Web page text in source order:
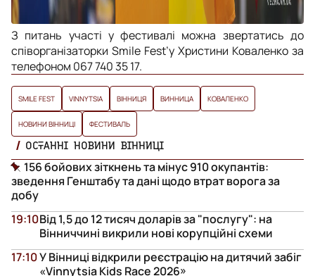
З питань участі у фестивалі можна звертатись до
співорганізаторки Smile Fest’у Христини Коваленко за
телефоном 067 740 35 17.
SMILE FEST VINNYTSIA ВІННИЦЯ ВИННИЦА КОВАЛЕНКО
НОВИНИ ВІННИЦІ ФЕСТИВАЛЬ
ОСТАННІ НОВИНИ ВІННИЦІ
156 бойових зіткнень та мінус 910 окупантів:
зведення Генштабу та дані щодо втрат ворога за
добу
Від 1,5 до 12 тисяч доларів за "послугу": на
Вінниччині викрили нові корупційні схеми
19:10
У Вінниці відкрили реєстрацію на дитячий забіг
«Vinnytsia Kids Race 2026»
17:10